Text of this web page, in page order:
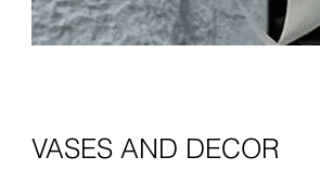
VASES AND DECOR